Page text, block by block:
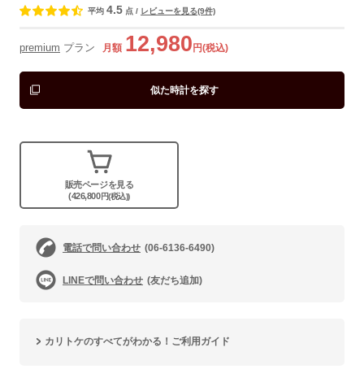
平均 4.5 点 / レビューを見る(9件)
premium プラン 月額 12,980 円(税込)
似た時計を探す
販売ページを見る
(426,800円(税込))
電話で問い合わせ (06-6136-6490)
LINEで問い合わせ (友だち追加)
カリトケのすべてがわかる！ご利用ガイド